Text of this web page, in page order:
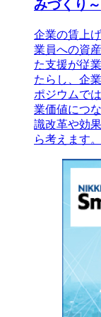
みづくり～
企業の賃上
業員への資
た支援が従
たらし、企
ポジウムで
業価値につ
識改革や効
ら考えます。